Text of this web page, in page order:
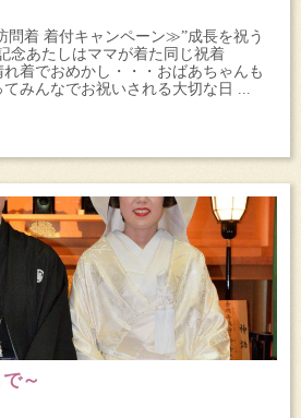
着 着付キャンペーン≫”成長を祝う
念あたしはママが着た同じ祝着
着でおめかし・・・おばあちゃんも
みんなでお祝いされる大切な日 ...
～